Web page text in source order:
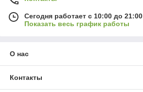
Сегодня работает с 10:00 до 21:00
Показать весь график работы
О нас
Контакты